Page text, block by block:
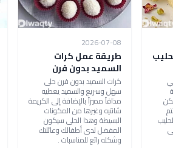
2026-07-08
طريقة عمل كرات
السميد بدون فرن
كرات السميد بدون فرن حلى
سهل وسريع والسميد يعطيه
مذاقاً مميزاً بالإضافة إلى الكريمة
شانتيه وغيرها من المكونات
البسيطة وهذا الحلى سيكون
المفضل لدى أطفالك وعائلتك
وشكله رائع للمناسبات .